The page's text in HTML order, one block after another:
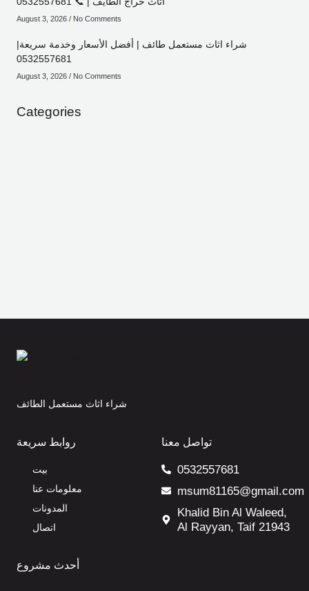
August 3, 2026 No Comments
شراء اثاث مستعمل طائف | أفضل الأسعار وخدمة سريعة|
0532557681
August 3, 2026 No Comments
Categories
شراء اثاث مستعمل الطائف
روابط سريعة
بيت
معلومات عنا
المدونات
اتصال
تواصل معنا
0532557681
msum81165@gmail.com
Khalid Bin Al Waleed,
Al Rayyan, Taif 21943
أحدث مشروع